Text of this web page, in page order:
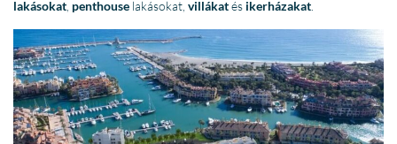
lakásokat penthouse lakásokat,villákatés ikerházakat